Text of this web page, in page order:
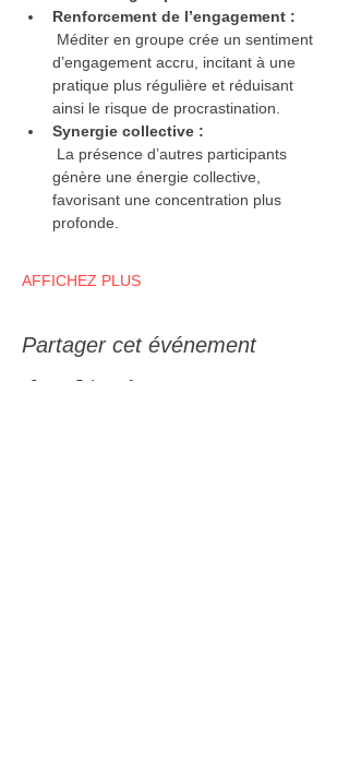
Renforcement de l’engagement :
Méditer en groupe crée un sentiment
d’engagement accru, incitant à une
pratique plus régulière et réduisant
ainsi le risque de procrastination.
Synergie collective :
La présence d’autres participants
génère une énergie collective,
favorisant une concentration plus
profonde.
AFFICHEZ PLUS
Partager cet événement